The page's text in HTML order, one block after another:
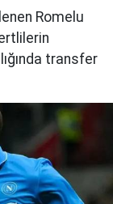
Romelu
transfer